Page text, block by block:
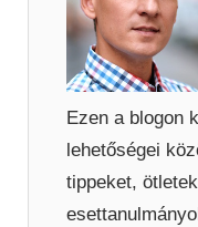
Ezen a blogon
lehetőségei
tippeket,